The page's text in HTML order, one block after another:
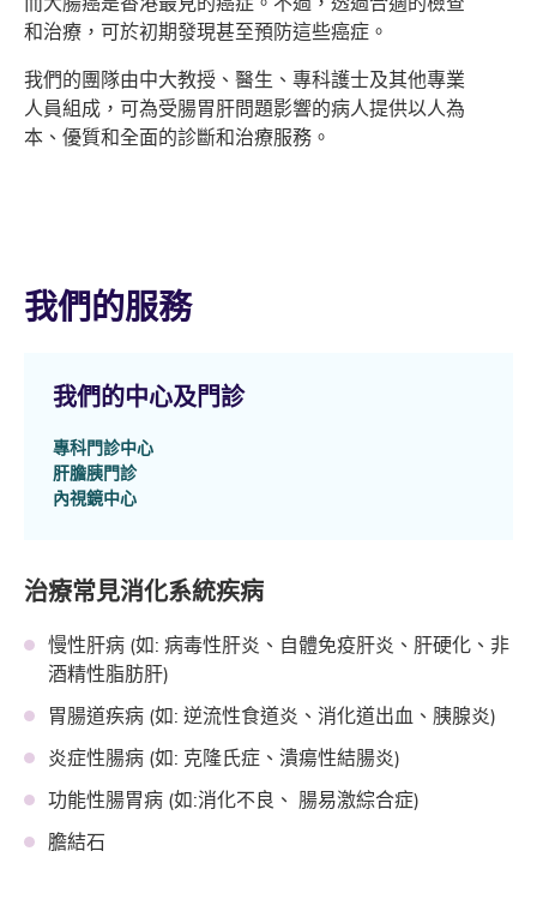
和治療，可於初期發現甚至預防這些癌症。
我們的團隊由中大教授、醫生、專科護士及其他專業
人員組成，可為受腸胃肝問題影響的病人提供以人為
本、優質和全面的診斷和治療服務。
我們的服務
我們的中心及門診
專科門診中心
肝膽胰門診
內視鏡中心
治療常見消化系統疾病
慢性肝病 (如: 病毒性肝炎、自體免疫肝炎、肝硬化、非
酒精性脂肪肝)
胃腸道疾病 (如: 逆流性食道炎、消化道出血、胰腺炎)
炎症性腸病 (如: 克隆氏症、潰瘍性結腸炎)
功能性腸胃病 (如:消化不良、 腸易激綜合症)
膽結石